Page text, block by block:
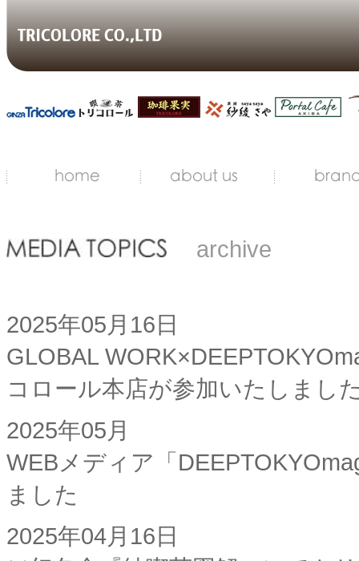
archive
2025年05月16日
GLOBAL
コロール本店が参加いたしま
2025年05月
WEBメディア「
ました
2025年04月16日